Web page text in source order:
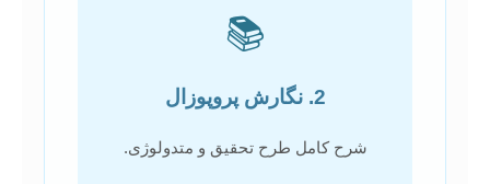
📚
2. نگارش پروپوزال
شرح کامل طرح تحقیق و متدولوژی.